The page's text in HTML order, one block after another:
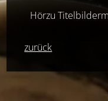
Hörzu
zurück